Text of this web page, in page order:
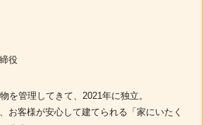
役
を管理してきて、2021年に独立。
お客様が安心して建てられる「家にいたく